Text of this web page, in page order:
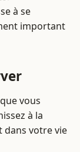
à se
important
vous
à la
dans votre vie